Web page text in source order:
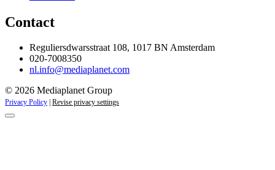
Contact
Reguliersdwarsstraat 108, 1017 BN Amsterdam
020-7008350
nl.info@mediaplanet.com
© 2026 Mediaplanet Group
Privacy Policy Revise privacy settings